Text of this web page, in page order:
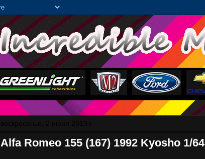
Alfa Romeo 155 (167) 1992 Kyosho 1/64